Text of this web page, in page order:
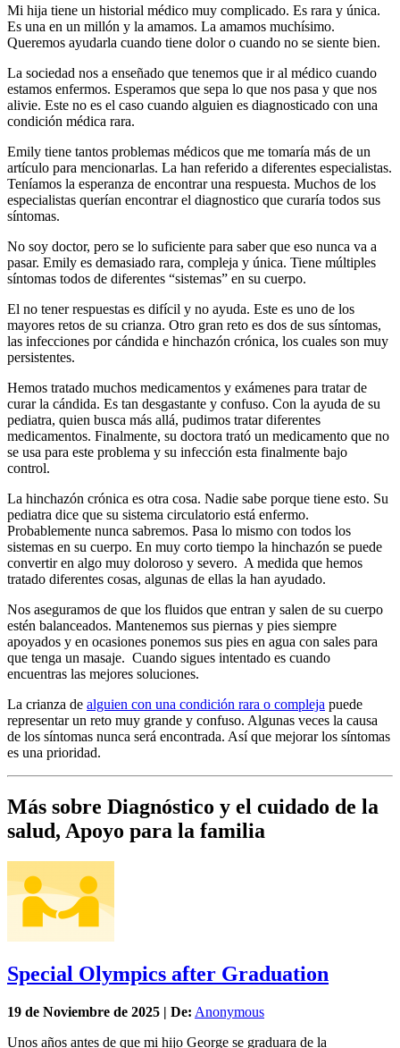
Mi hija tiene un historial médico muy complicado. Es rara y única.
Es una en un millón y la amamos. La amamos muchísimo.
Queremos ayudarla cuando tiene dolor o cuando no se siente bien.
La sociedad nos a enseñado que tenemos que ir al médico cuando
estamos enfermos. Esperamos que sepa lo que nos pasa y que nos
alivie. Este no es el caso cuando alguien es diagnosticado con una
condición médica rara.
Emily tiene tantos problemas médicos que me tomaría más de un
artículo para mencionarlas. La han referido a diferentes especialistas.
Teníamos la esperanza de encontrar una respuesta. Muchos de los
especialistas querían encontrar el diagnostico que curaría todos sus
síntomas.
No soy doctor, pero se lo suficiente para saber que eso nunca va a
pasar. Emily es demasiado rara, compleja y única. Tiene múltiples
síntomas todos de diferentes “sistemas” en su cuerpo.
El no tener respuestas es difícil y no ayuda. Este es uno de los
mayores retos de su crianza. Otro gran reto es dos de sus síntomas,
las infecciones por cándida e hinchazón crónica, los cuales son muy
persistentes.
Hemos tratado muchos medicamentos y exámenes para tratar de
curar la cándida. Es tan desgastante y confuso. Con la ayuda de su
pediatra, quien busca más allá, pudimos tratar diferentes
medicamentos. Finalmente, su doctora trató un medicamento que no
se usa para este problema y su infección esta finalmente bajo
control.
La hinchazón crónica es otra cosa. Nadie sabe porque tiene esto. Su
pediatra dice que su sistema circulatorio está enfermo.
Probablemente nunca sabremos. Pasa lo mismo con todos los
sistemas en su cuerpo. En muy corto tiempo la hinchazón se puede
convertir en algo muy doloroso y severo. A medida que hemos
tratado diferentes cosas, algunas de ellas la han ayudado.
Nos aseguramos de que los fluidos que entran y salen de su cuerpo
estén balanceados. Mantenemos sus piernas y pies siempre
apoyados y en ocasiones ponemos sus pies en agua con sales para
que tenga un masaje. Cuando sigues intentado es cuando
encuentras las mejores soluciones.
La crianza de alguien con una condición rara o compleja puede
representar un reto muy grande y confuso. Algunas veces la causa
de los síntomas nunca será encontrada. Así que mejorar los síntomas
es una prioridad.
Más sobre Diagnóstico y el cuidado de la
salud, Apoyo para la familia
Special Olympics after Graduation
19 de Noviembre de 2025 | De: Anonymous
Unos años antes de que mi hijo George se graduara de la